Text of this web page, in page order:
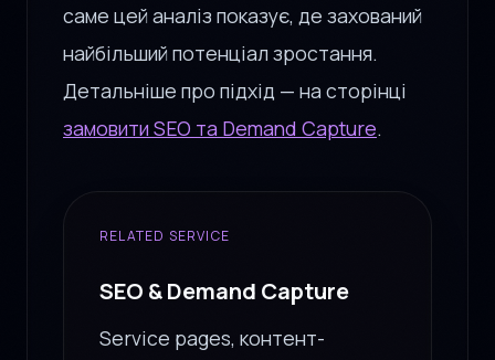
саме цей аналіз показує, де захований
найбільший потенціал зростання.
Детальніше про підхід — на сторінці
замовити SEO та Demand Capture.
RELATED SERVICE
SEO & Demand Capture
Service pages, контент-